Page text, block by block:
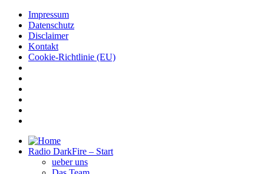
Impressum
Datenschutz
Disclaimer
Kontakt
Cookie-Richtlinie (EU)
Radio DarkFire – Start
ueber uns